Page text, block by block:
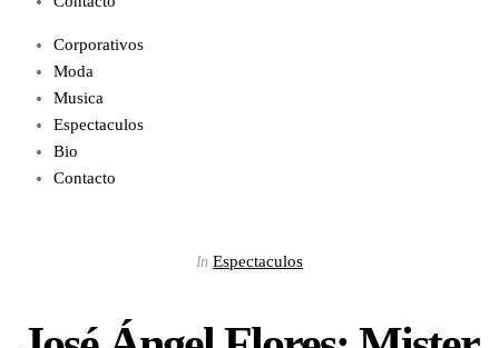
Corporativos
Moda
Musica
Espectaculos
Bio
Contacto
In Espectaculos